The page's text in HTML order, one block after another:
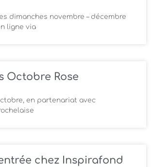
dimanches novembre – décembre
ligne via
Octobre Rose
en partenariat avec
chez Inspirafond